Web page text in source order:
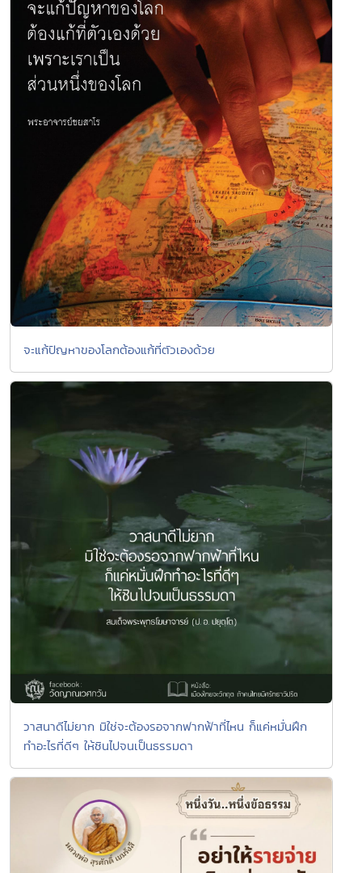
จะแก้ปัญหาของโลกต้องแก้ที่ตัวเองด้วย
วาสนาดีไม่ยาก มิใช่จะต้องรอจากฟากฟ้าที่ไหน ก็แค่หมั่นฝึก
ทำอะไรที่ดีๆ ให้ชินไปจนเป็นธรรมดา